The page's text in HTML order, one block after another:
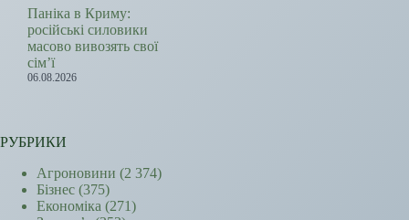
Паніка в Криму:
російські силовики
масово вивозять свої
сім’ї
06.08.2026
РУБРИКИ
Агроновини (2 374)
Бізнес (375)
Економіка (271)